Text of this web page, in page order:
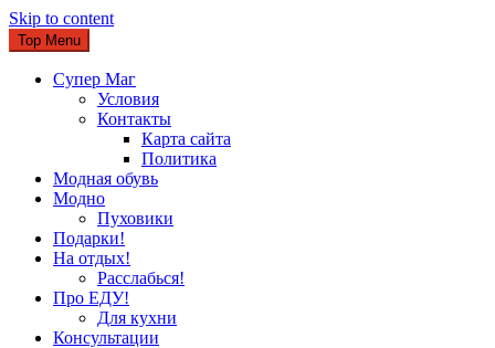
Skip to content
Top Menu
Супер Маг
Условия
Контакты
Карта сайта
Политика
Модная обувь
Модно
Пуховики
Подарки!
На отдых!
Расслабься!
Про ЕДУ!
Для кухни
Консультации